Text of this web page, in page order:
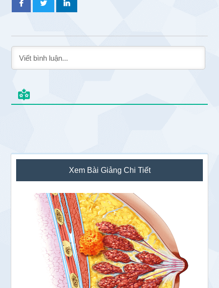
Sidebar
chính
Xem Bài Giảng Chi Tiết